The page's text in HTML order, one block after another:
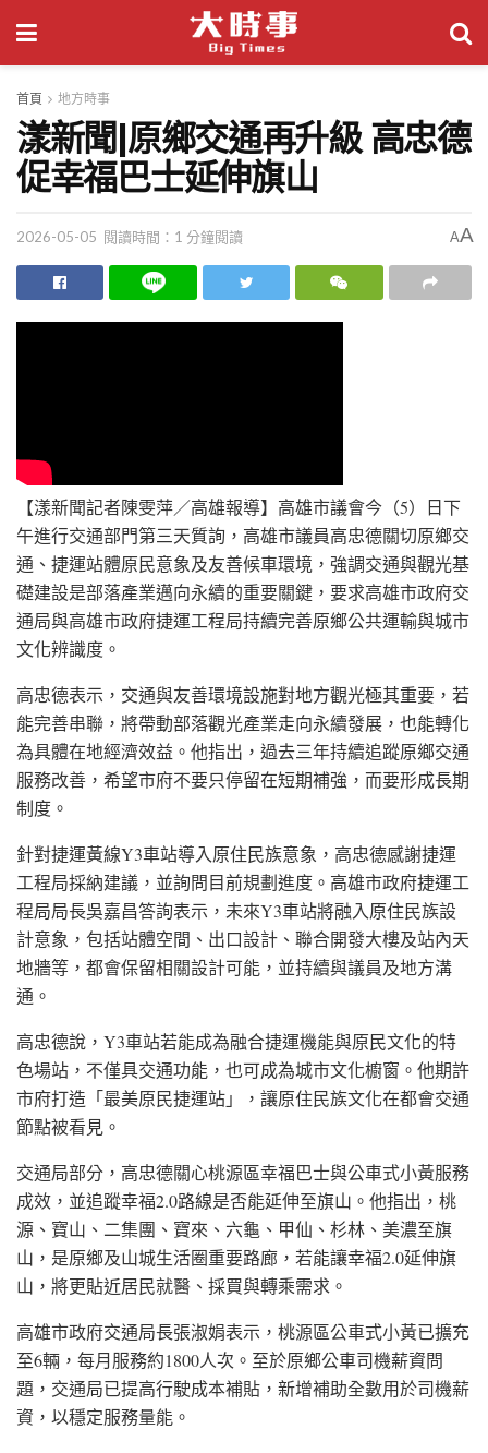
首頁 地方時事
漾新聞|原鄉交通再升級 高忠德
促幸福巴士延伸旗山
2026-05-05 閱讀時間：1 分鐘閱讀 AA
【漾新聞記者陳雯萍／高雄報導】高雄市議會今（5）日下
午進行交通部門第三天質詢，高雄市議員高忠德關切原鄉交
通、捷運站體原民意象及友善候車環境，強調交通與觀光基
礎建設是部落產業邁向永續的重要關鍵，要求高雄市政府交
通局與高雄市政府捷運工程局持續完善原鄉公共運輸與城市
文化辨識度。
高忠德表示，交通與友善環境設施對地方觀光極其重要，若
能完善串聯，將帶動部落觀光產業走向永續發展，也能轉化
為具體在地經濟效益。他指出，過去三年持續追蹤原鄉交通
服務改善，希望市府不要只停留在短期補強，而要形成長期
制度。
針對捷運黃線Y3車站導入原住民族意象，高忠德感謝捷運
工程局採納建議，並詢問目前規劃進度。高雄市政府捷運工
程局局長吳嘉昌答詢表示，未來Y3車站將融入原住民族設
計意象，包括站體空間、出口設計、聯合開發大樓及站內天
地牆等，都會保留相關設計可能，並持續與議員及地方溝
通。
高忠德說，Y3車站若能成為融合捷運機能與原民文化的特
色場站，不僅具交通功能，也可成為城市文化櫥窗。他期許
市府打造「最美原民捷運站」，讓原住民族文化在都會交通
節點被看見。
交通局部分，高忠德關心桃源區幸福巴士與公車式小黃服務
成效，並追蹤幸福2.0路線是否能延伸至旗山。他指出，桃
源、寶山、二集團、寶來、六龜、甲仙、杉林、美濃至旗
山，是原鄉及山城生活圈重要路廊，若能讓幸福2.0延伸旗
山，將更貼近居民就醫、採買與轉乘需求。
高雄市政府交通局長張淑娟表示，桃源區公車式小黃已擴充
至6輛，每月服務約1800人次。至於原鄉公車司機薪資問
題，交通局已提高行駛成本補貼，新增補助全數用於司機薪
資，以穩定服務量能。